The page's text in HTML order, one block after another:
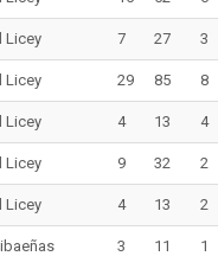
Licey 7 27 3
Licey 29 85 8
Licey 4 13 4
Licey 9 32 2
Licey 4 13 2
3 11 1